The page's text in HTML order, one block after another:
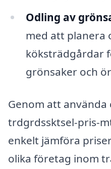
Odling av
med att planera
köksträdgårdar
grönsaker och
Genom att
trdgrdssktsel-pris-
enkelt jämföra
olika företag inom